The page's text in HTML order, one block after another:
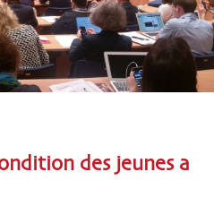
des jeunes a